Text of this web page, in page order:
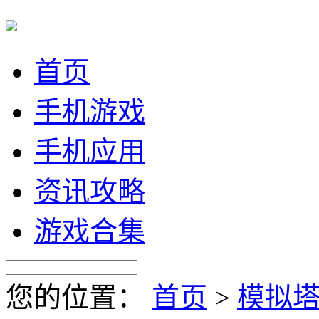
首页
手机游戏
手机应用
资讯攻略
游戏合集
您的位置： 首页 > 模拟